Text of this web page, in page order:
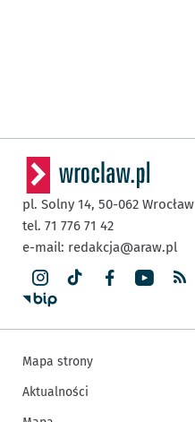
pl. Solny 14, 50-062 Wrocław
tel. 71 776 71 42
e-mail: redakcja@araw.pl
Mapa strony
Aktualności